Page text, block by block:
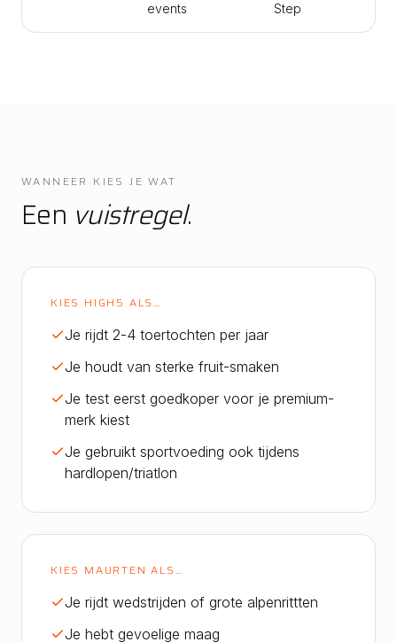
events
Step
WANNEER KIES JE WAT
Een vuistregel.
KIES HIGH5 ALS…
Je rijdt 2-4 toertochten per jaar
Je houdt van sterke fruit-smaken
Je test eerst goedkoper voor je premium-
merk kiest
Je gebruikt sportvoeding ook tijdens
hardlopen/triatlon
KIES MAURTEN ALS…
Je rijdt wedstrijden of grote alpenrittten
Je hebt gevoelige maag